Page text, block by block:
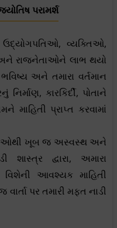
પરામર્શ
ઉદ્યોગપતિઓ, વ્યક્તિઓ,
રાજનેતાઓને લાભ થયો
અને તમારા વર્તમાન
કારકિર્દી, પોતાને
પ્રાપ્ત કરવામાં
ખૂબ જ અસ્વસ્થ અને
દ્વારા, અમારા
આવશ્યક માહિતી
પર તમારી મફત નાડી